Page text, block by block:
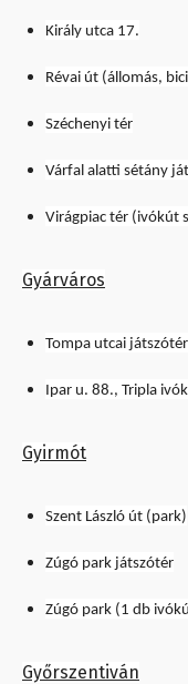
Király utca 17.
Révai út (állomás,
Széchenyi tér
Várfal alatti sétány
Virágpiac tér (ivókút
Gyárváros
Tompa utcai játszótér
Ipar u. 88., Tripla
Gyirmót
Szent László út (park)
Zúgó park játszótér
Zúgó park (1 db
Győrszentiván